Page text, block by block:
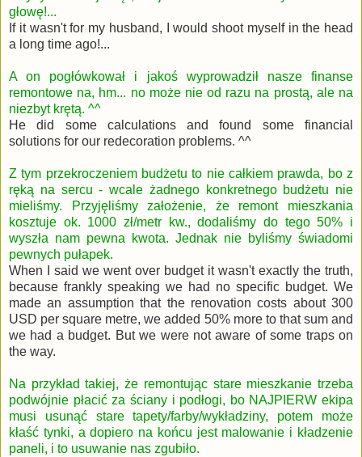
głowę!...
If it wasn't for my husband, I would shoot myself in the head
a long time ago!...
A on pogłówkował i jakoś wyprowadził nasze finanse
remontowe na, hm... no może nie od razu na prostą, ale na
niezbyt krętą. ^^
He did some calculations and found some financial
solutions for our redecoration problems. ^^
Z tym przekroczeniem budżetu to nie całkiem prawda, bo z
ręką na sercu - wcale żadnego konkretnego budżetu nie
mieliśmy. Przyjęliśmy założenie, że remont mieszkania
kosztuje ok. 1000 zł/metr kw., dodaliśmy do tego 50% i
wyszła nam pewna kwota. Jednak nie byliśmy świadomi
pewnych pułapek.
When I said we went over budget it wasn't exactly the truth,
because frankly speaking we had no specific budget. We
made an assumption that the renovation costs about 300
USD per square metre, we added 50% more to that sum and
we had a budget. But we were not aware of some traps on
the way.
Na przykład takiej, że remontując stare mieszkanie trzeba
podwójnie płacić za ściany i podłogi, bo NAJPIERW ekipa
musi usunąć stare tapety/farby/wykładziny, potem może
kłaść tynki, a dopiero na końcu jest malowanie i kładzenie
paneli, i to usuwanie nas zgubiło.